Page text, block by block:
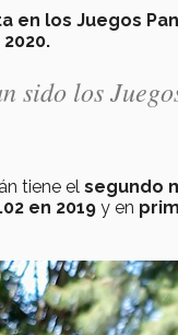
en los Juegos
sido los
tiene el segundo
en 2019 y en